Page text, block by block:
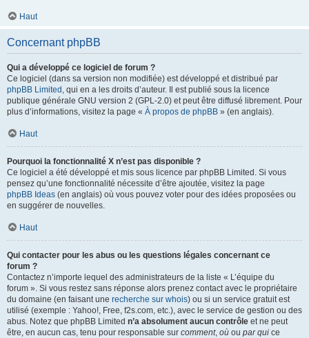
Haut
Concernant phpBB
Qui a développé ce logiciel de forum ?
Ce logiciel (dans sa version non modifiée) est développé et distribué par
phpBB Limited , qui en a les droits d’auteur. Il est publié sous la licence
publique générale GNU version 2 (GPL-2.0) et peut être diffusé librement. Pour
plus d’informations, visitez la page « À propos de phpBB » (en anglais).
Haut
Pourquoi la fonctionnalité X n’est pas disponible ?
Ce logiciel a été développé et mis sous licence par phpBB Limited. Si vous
pensez qu’une fonctionnalité nécessite d’être ajoutée, visitez la page
phpBB Ideas (en anglais) où vous pouvez voter pour des idées proposées ou
en suggérer de nouvelles.
Haut
Qui contacter pour les abus ou les questions légales concernant ce
forum ?
Contactez n’importe lequel des administrateurs de la liste « L’équipe du
forum ». Si vous restez sans réponse alors prenez contact avec le propriétaire
du domaine (en faisant une recherche sur whois) ou si un service gratuit est
utilisé (exemple : Yahoo!, Free, f2s.com, etc.), avec le service de gestion ou des
abus. Notez que phpBB Limited n’a absolument aucun contrôle et ne peut
être, en aucun cas, tenu pour responsable sur comment, où ou par qui ce